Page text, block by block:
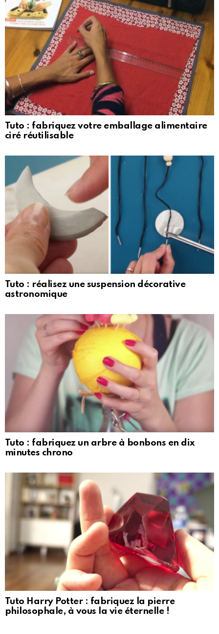
Tuto : fabriquez votre emballage alimentaire
ciré réutilisable
Tuto : réalisez une suspension décorative
astronomique
Tuto : fabriquez un arbre à bonbons en dix
minutes chrono
Tuto Harry Potter : fabriquez la pierre
philosophale, à vous la vie éternelle !